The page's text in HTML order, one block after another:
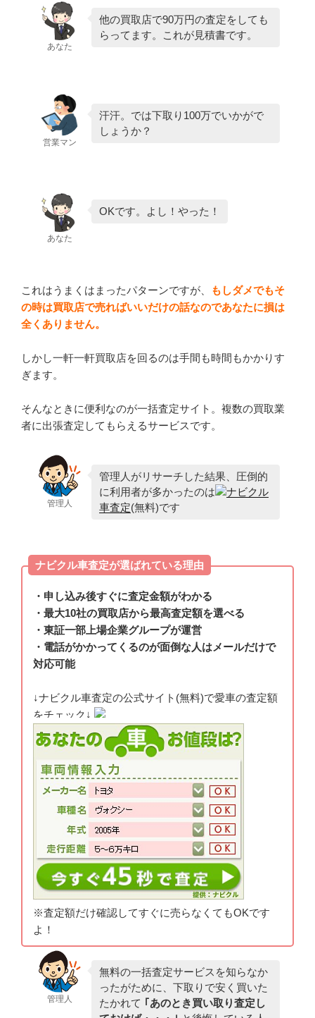
あなた
他の買取店で90万円の査定をしても
らってます。これが見積書です。
営業マン
汗汗。では下取り100万でいかがで
しょうか？
あなた
OKです。よし！やった！
これはうまくはまったパターンですが、
もしダメでもそ
の時は買取店で売ればいいだけの話なのであなたに損は
全くありません。
しかし一軒一軒買取店を回るのは手間も時間もかかりす
ぎます。
そんなときに便利なのが一括査定サイト。複数の買取業
者に出張査定してもらえるサービスです。
管理人
管理人がリサーチした結果、圧倒的
に利用者が多かったのは
ナビクル
車査定(無料)です
ナビクル車査定が選ばれている理由
・申し込み後すぐに査定金額がわかる
・最大10社の買取店から最高査定額を選べる
・東証一部上場企業グループが運営
・電話がかかってくるのが面倒な人はメールだけで
対応可能
↓ナビクル車査定の公式サイト(無料)で愛車の査定額
をチェック↓
※査定額だけ確認してすぐに売らなくてもOKです
よ！
管理人
無料の一括査定サービスを知らなか
ったがために、下取りで安く買いた
たかれて ｢あのとき買い取り査定し